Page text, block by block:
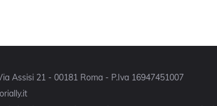
Assisi 21 - 00181 Roma - P.Iva 16947451007